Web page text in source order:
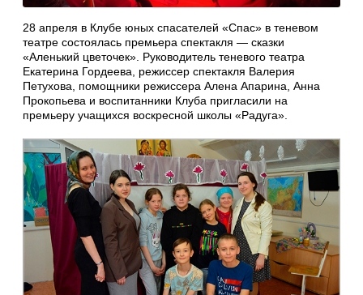
28 апреля в Клубе юных спасателей «Спас» в теневом
театре состоялась премьера спектакля — сказки
«Аленький цветочек». Руководитель теневого театра
Екатерина Гордеева, режиссер спектакля Валерия
Петухова, помощники режиссера Алена Апарина, Анна
Прокопьева и воспитанники Клуба пригласили на
премьеру учащихся воскресной школы «Радуга».